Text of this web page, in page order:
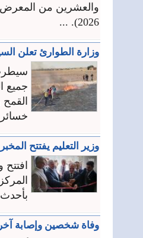
والعشرين من المعرض
2026). ...
وزارة الطوارئ تعلن
جميع
وزير التعليم يفتتح
وفاة شخصين وإصابة آخرين